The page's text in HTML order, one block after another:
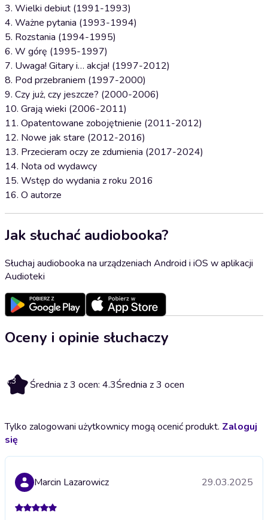
3. Wielki debiut (1991-1993)
4. Ważne pytania (1993-1994)
5. Rozstania (1994-1995)
6. W górę (1995-1997)
7. Uwaga! Gitary i… akcja! (1997-2012)
8. Pod przebraniem (1997-2000)
9. Czy już, czy jeszcze? (2000-2006)
10. Grają wieki (2006-2011)
11. Opatentowane zobojętnienie (2011-2012)
12. Nowe jak stare (2012-2016)
13. Przecieram oczy ze zdumienia (2017-2024)
14. Nota od wydawcy
15. Wstęp do wydania z roku 2016
16. O autorze
Jak słuchać audiobooka?
Słuchaj audiobooka na urządzeniach Android i iOS w aplikacji
Audioteki
Oceny i opinie słuchaczy
4.3 Średnia z 3 ocen: 4.3Średnia z 3 ocen
Tylko zalogowani użytkownicy mogą ocenić produkt. Zaloguj
się
Marcin Lazarowicz 29.03.2025